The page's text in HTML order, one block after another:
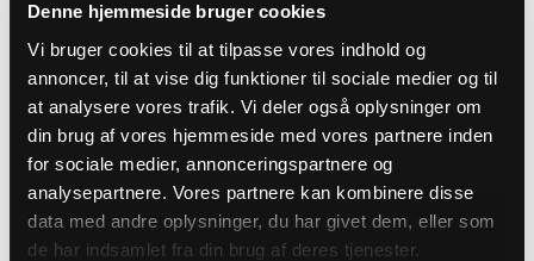
Denne hjemmeside bruger cookies
Vi bruger cookies til at tilpasse vores indhold og
annoncer, til at vise dig funktioner til sociale medier og til
at analysere vores trafik. Vi deler også oplysninger om
din brug af vores hjemmeside med vores partnere inden
for sociale medier, annonceringspartnere og
analysepartnere. Vores partnere kan kombinere disse
data med andre oplysninger, du har givet dem, eller som
de har indsamlet fra din brug af deres tjenester.
210D Nylon Oxford med PU-belægning, 170 g/m²
Foer: 100% Polyester med 160 g/m² polyesterfyld
Åndbar, vind- og vandtæt med tapede sømme
Vandtæthed: ≥8.000 MM
Åndbarhed: 3.000g/m2/24h
Detaljer
Aftagelig hætte med lynlås og elastik snøre
Skjult to-vejs lynlås med velcrolukning
Velcrojustering ved ærmer og ankler
Strikket vindfang ved håndled
Produktdata
Varenummer: LR7033-KID-07
Størrelsesguide